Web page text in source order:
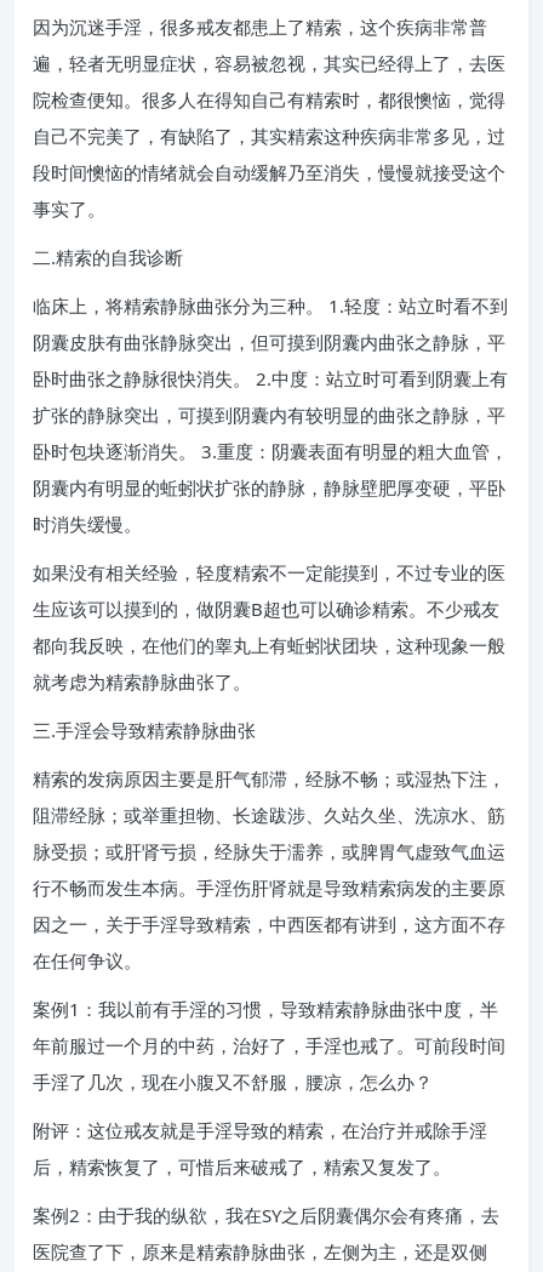
因为沉迷手淫，很多戒友都患上了精索，这个疾病非常普
遍，轻者无明显症状，容易被忽视，其实已经得上了，去医
院检查便知。很多人在得知自己有精索时，都很懊恼，觉得
自己不完美了，有缺陷了，其实精索这种疾病非常多见，过
段时间懊恼的情绪就会自动缓解乃至消失，慢慢就接受这个
事实了。
二.精索的自我诊断
临床上，将精索静脉曲张分为三种。 1.轻度：站立时看不到
阴囊皮肤有曲张静脉突出，但可摸到阴囊内曲张之静脉，平
卧时曲张之静脉很快消失。 2.中度：站立时可看到阴囊上有
扩张的静脉突出，可摸到阴囊内有较明显的曲张之静脉，平
卧时包块逐渐消失。 3.重度：阴囊表面有明显的粗大血管，
阴囊内有明显的蚯蚓状扩张的静脉，静脉壁肥厚变硬，平卧
时消失缓慢。
如果没有相关经验，轻度精索不一定能摸到，不过专业的医
生应该可以摸到的，做阴囊B超也可以确诊精索。不少戒友
都向我反映，在他们的睾丸上有蚯蚓状团块，这种现象一般
就考虑为精索静脉曲张了。
三.手淫会导致精索静脉曲张
精索的发病原因主要是肝气郁滞，经脉不畅；或湿热下注，
阻滞经脉；或举重担物、长途跋涉、久站久坐、洗凉水、筋
脉受损；或肝肾亏损，经脉失于濡养，或脾胃气虚致气血运
行不畅而发生本病。手淫伤肝肾就是导致精索病发的主要原
因之一，关于手淫导致精索，中西医都有讲到，这方面不存
在任何争议。
案例1：我以前有手淫的习惯，导致精索静脉曲张中度，半
年前服过一个月的中药，治好了，手淫也戒了。可前段时间
手淫了几次，现在小腹又不舒服，腰凉，怎么办？
附评：这位戒友就是手淫导致的精索，在治疗并戒除手淫
后，精索恢复了，可惜后来破戒了，精索又复发了。
案例2：由于我的纵欲，我在SY之后阴囊偶尔会有疼痛，去
医院查了下，原来是精索静脉曲张，左侧为主，还是双侧